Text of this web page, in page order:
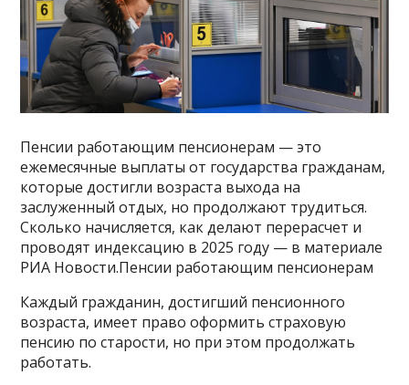
Пенсии работающим пенсионерам — это
ежемесячные выплаты от государства гражданам,
которые достигли возраста выхода на
заслуженный отдых, но продолжают трудиться.
Сколько начисляется, как делают перерасчет и
проводят индексацию в 2025 году — в материале
РИА Новости.Пенсии работающим пенсионерам
Каждый гражданин, достигший пенсионного
возраста, имеет право оформить страховую
пенсию по старости, но при этом продолжать
работать.